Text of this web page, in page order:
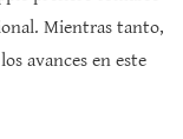
Mientras tanto,
avances en este